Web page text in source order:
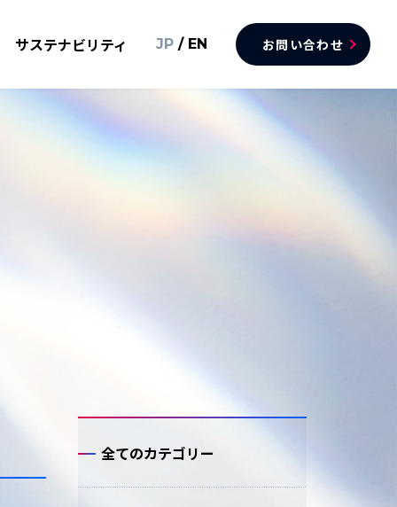
サステナビリティ JP / EN お問い合わせ
全てのカテゴリー